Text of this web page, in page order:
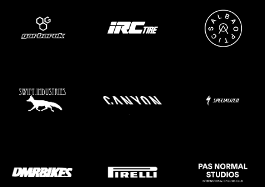
• Mắt kính VZUM™ F-LENS RKT đảm bảo tầm nhìn cả trong điều kiện
• BLUE LIGHT TRA 69%÷18%
• Mắt kính VZUM sản xuất từ chất liệu nhựa polycarbonate 6 chống
trầy xước, cho người dùng cảm nhận cố định cùng tầm nhìn rộng,